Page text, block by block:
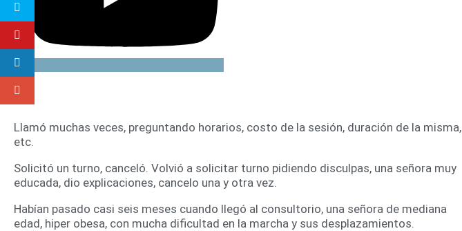
Llamó muchas veces, preguntando horarios, costo de la sesión, duración de la misma,
etc.
Solicitó un turno, canceló. Volvió a solicitar turno pidiendo disculpas, una señora muy
educada, dio explicaciones, cancelo una y otra vez.
Habían pasado casi seis meses cuando llegó al consultorio, una señora de mediana
edad, hiper obesa, con mucha dificultad en la marcha y sus desplazamientos.